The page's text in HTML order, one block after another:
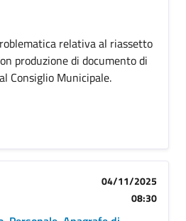
relativa al riassetto
produzione di documento di
Consiglio Municipale.
04/11/2025
08:30